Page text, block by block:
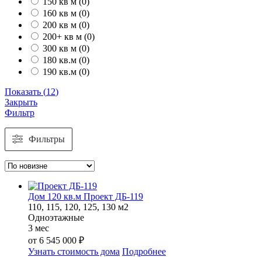
160 кв м (0)
200 кв м (0)
200+ кв м (0)
300 кв м (0)
180 кв.м (0)
190 кв.м (0)
Показать (12)
Закрыть
Фильтр
Фильтры
Дом 120 кв.м Проект ДБ-119
110, 115, 120, 125, 130 м2
Одноэтажные
3 мес
от 6 545 000 ₽
Узнать стоимость дома Подробнее